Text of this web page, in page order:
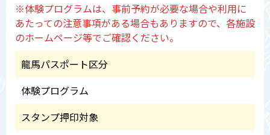
※体験プログラムは、事前予約が必要な場合や利用に
あたっての注意事項がある場合もありますので、各施設
のホームページ等でご確認ください。
龍馬パスポート区分
体験プログラム
スタンプ押印対象